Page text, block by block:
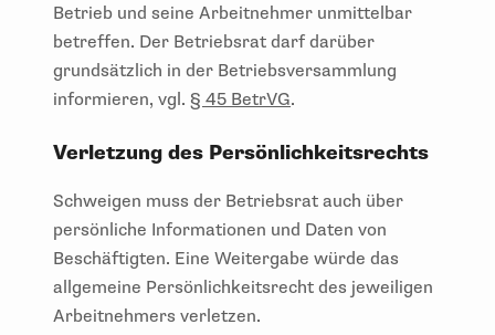
Betrieb und seine Arbeitnehmer unmittelbar
betreffen. Der Betriebsrat darf darüber
grundsätzlich in der Betriebsversammlung
informieren, vgl. § 45 BetrVG.
Verletzung des Persönlichkeitsrechts
Schweigen muss der Betriebsrat auch über
persönliche Informationen und Daten von
Beschäftigten. Eine Weitergabe würde das
allgemeine Persönlichkeitsrecht des jeweiligen
Arbeitnehmers verletzen.